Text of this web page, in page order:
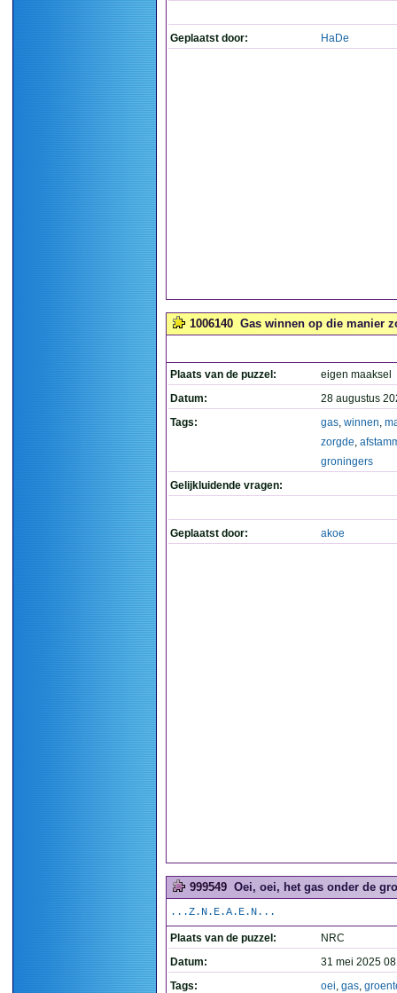
Geplaatst door: HaDe
1006140 Gas winnen op die manier
Plaats van de puzzel:
eigen maaksel
Datum:
28 augustus
Tags:
gas, winnen,
zorgde,
groningers
Gelijkluidende vragen:
Geplaatst door: akoe
999549 Oei, oei, het gas onder de
...Z.N.E.A.E.N...
Plaats van de puzzel:
NRC
Datum:
31 mei 2025
Tags:
oei, gas,